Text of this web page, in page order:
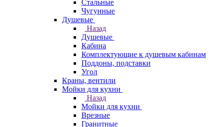
Стальные
Чугунные
Душевые
Назад
Душевые
Кабина
Комплектующие к душевым кабинам
Поддоны, подставки
Угол
Краны, вентили
Мойки для кухни
Назад
Мойки для кухни
Врезные
Гранитные